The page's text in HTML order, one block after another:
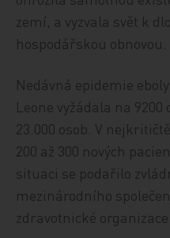
zemí, a vyzvala svět k
hospodářskou obnovou.
Nedávná epidemie
Leone vyžádala na
23.000 osob. V
200 až 300 nových
situaci se podařilo
mezinárodního
zdravotnické organizace